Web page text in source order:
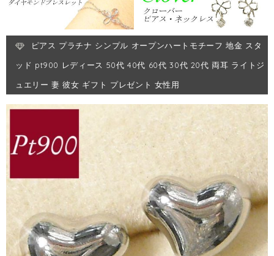
ピアス プラチナ シンプル オープンハートモチーフ 地金 スタ
ッド pt900 レディース 50代 40代 60代 30代 20代 両耳 ライトジ
ュエリー 妻 彼女 ギフト プレゼント 女性用